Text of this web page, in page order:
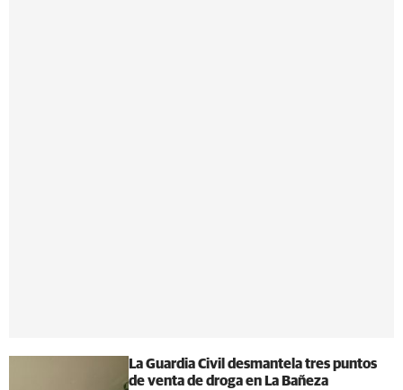
La Guardia Civil desmantela tres puntos
de venta de droga en La Bañeza